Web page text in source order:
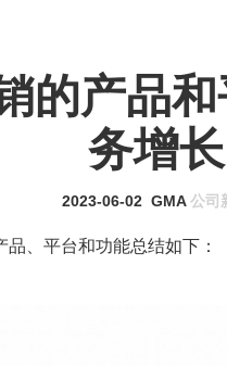
的产品
务增长
2023-06-02 GMA 公司
、平台和功能总结如下：